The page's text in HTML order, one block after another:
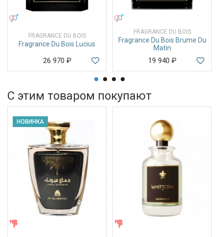
FRAGRANCE DU BOIS
Fragrance Du Bois Lucius
26 970 ₽
FRAGRANCE DU BOIS
Fragrance Du Bois Brume Du
Matin
19 940 ₽
С этим товаром покупают
НОВИНКА